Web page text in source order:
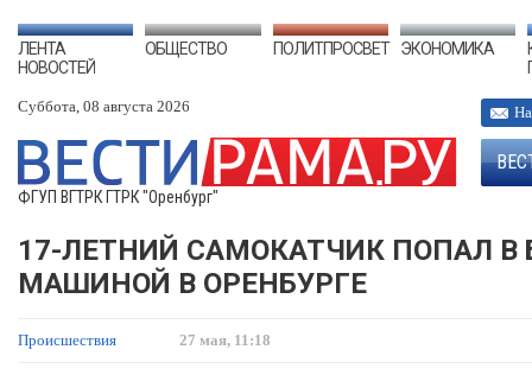
ЛЕНТА
НОВОСТЕЙ
ОБЩЕСТВО ПОЛИТПРОСВЕТ ЭКОНОМИКА
Суббота, 08 августа 2026
ФГУП ВГТРК ГТРК "Оренбург"
17-ЛЕТНИЙ САМОКАТЧИК ПОПАЛ
МАШИНОЙ В ОРЕНБУРГЕ
Происшествия 27 мая, 11:18